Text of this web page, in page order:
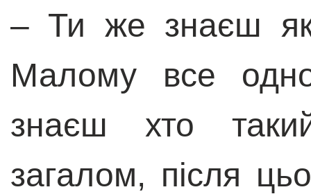
– Ти же знаєш
Малому все
знаєш хто
загалом, після